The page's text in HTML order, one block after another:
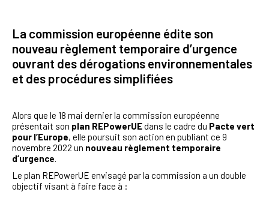
La commission européenne édite son
nouveau règlement temporaire d’urgence
ouvrant des dérogations environnementales
et des procédures simplifiées
Alors que le 18 mai dernier la commission européenne
présentait son plan REPowerUEdans le cadre du Pacte vert
pour l’Europe, elle poursuit son action en publiant ce 9
novembre 2022 un nouveau règlement temporaire
d’urgence.
Le plan REPowerUE envisagé par la commission a un double
objectif visant à faire face à :